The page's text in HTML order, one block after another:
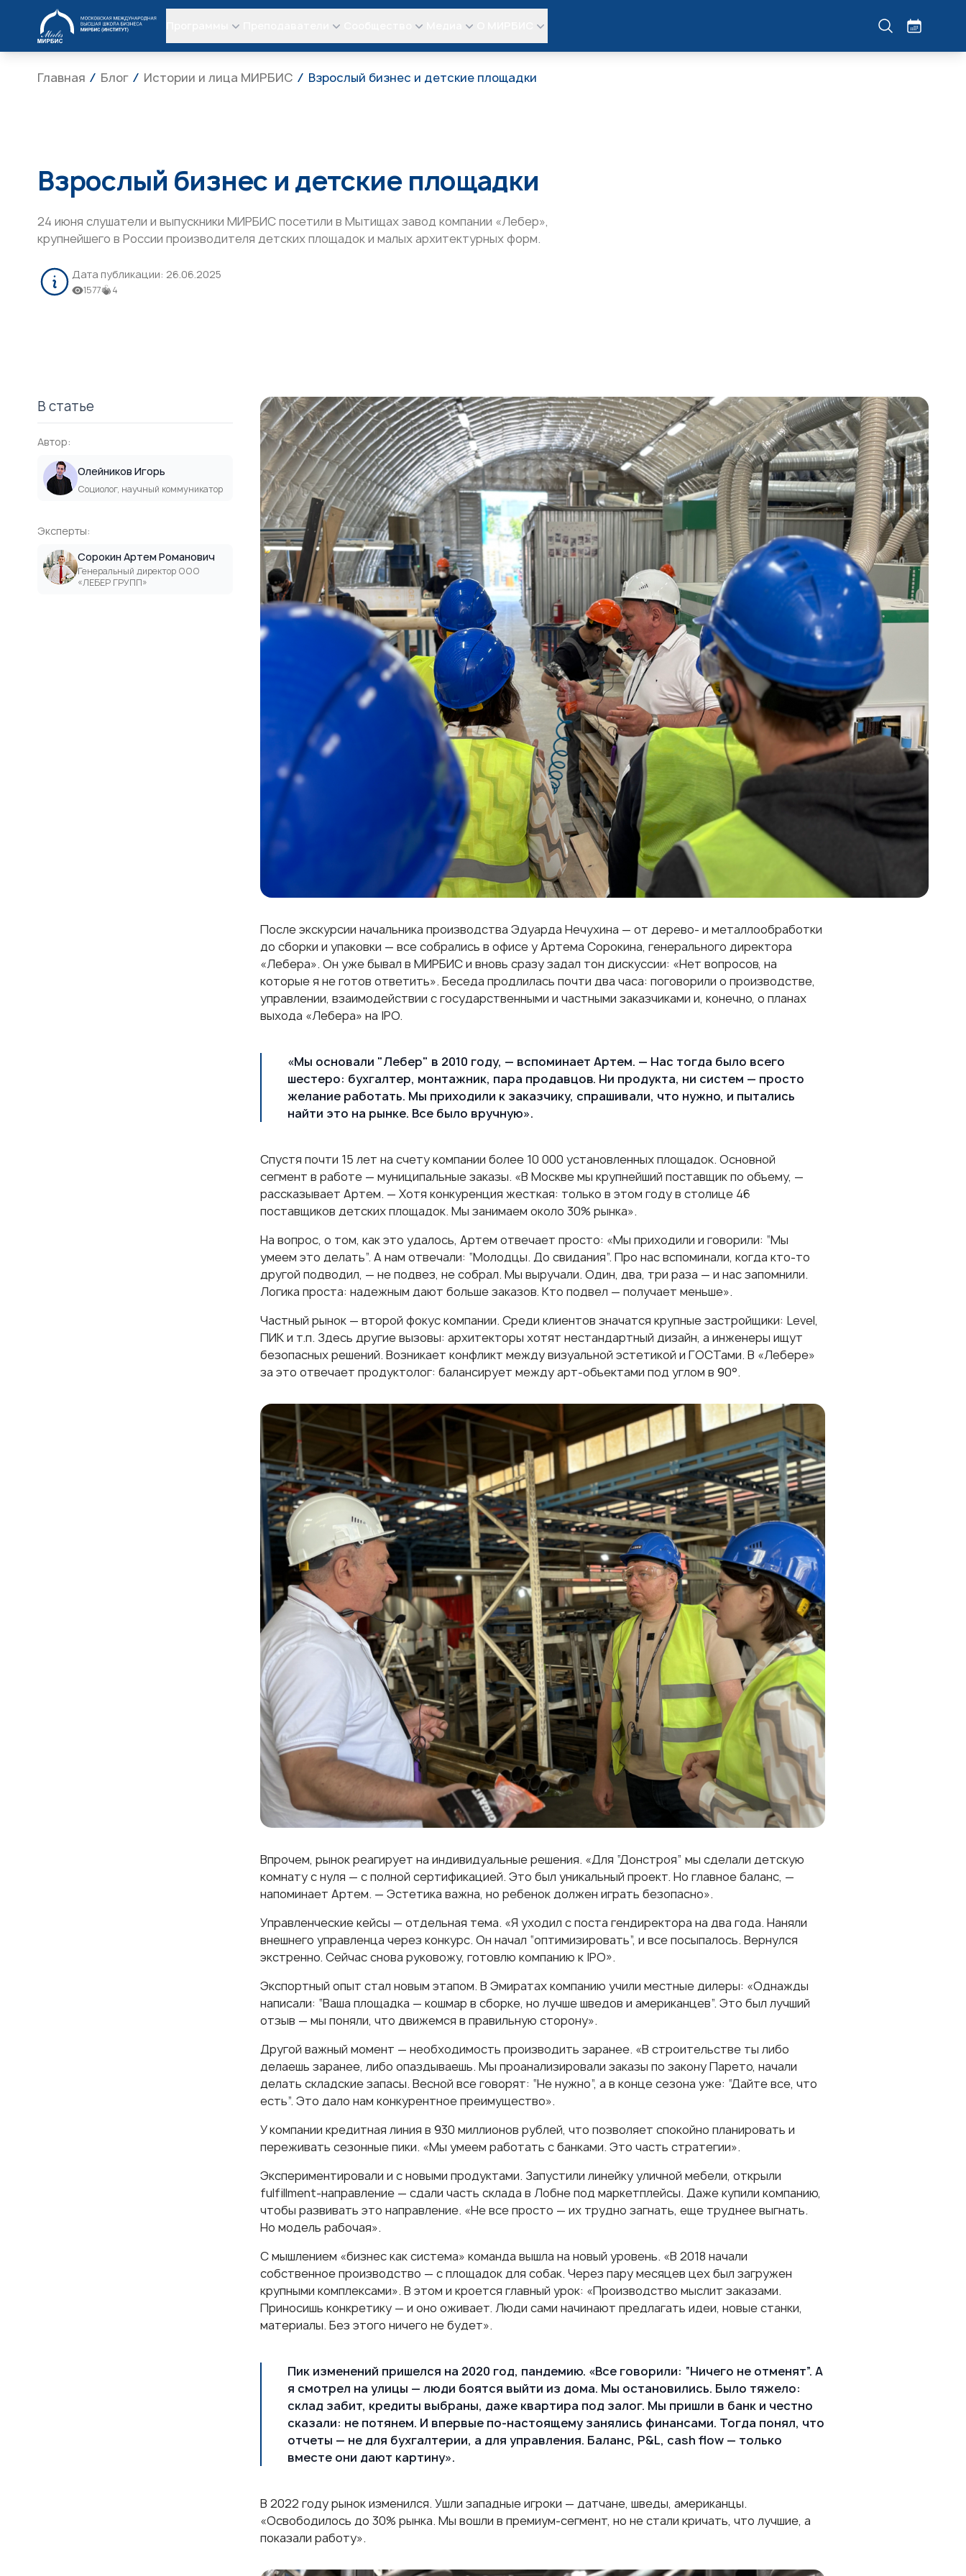
МИРБИС
Главная Блог Истории и лица МИРБИС Взрослый бизнес и детские площадки
Взрослый бизнес и детские площадки
24 июня слушатели и выпускники МИРБИС посетили в Мытищах завод компании «Лебер»,
крупнейшего в России производителя детских площадок и малых архитектурных форм.
Дата публикации: 26.06.2025
1577 4
В статье
Автор:
Олейников Игорь
Социолог, научный коммуникатор
Эксперты:
Сорокин Артем Романович
Генеральный директор ООО
«ЛЕБЕР ГРУПП»
После экскурсии начальника производства Эдуарда Нечухина — от дерево- и металлообработки
до сборки и упаковки — все собрались в офисе у Артема Сорокина, генерального директора
«Лебера». Он ужебывал в МИРБИС и вновь сразу задал тон дискуссии: «Нет вопросов, на
которые я не готов ответить». Беседа продлилась почти два часа: поговорили о производстве,
управлении, взаимодействии с государственными и частными заказчиками и, конечно, о планах
выхода «Лебера» на IPO.
«Мы основали "Лебер" в 2010 году, — вспоминает Артем. — Нас тогда было всего
шестеро: бухгалтер, монтажник, пара продавцов. Ни продукта, ни систем — просто
желание работать. Мы приходили к заказчику, спрашивали, что нужно, и пытались
найти это на рынке. Все было вручную».
Спустя почти 15 лет на счету компании более 10 000 установленных площадок. Основной
сегмент в работе — муниципальные заказы. «В Москве мы крупнейший поставщик по объему, —
рассказывает Артем. — Хотя конкуренция жесткая: только в этом году в столице 46
поставщиков детских площадок. Мы занимаем около 30% рынка».
На вопрос, о том, как это удалось, Артем отвечает просто: «Мы приходили и говорили: “Мы
умеем это делать”. А нам отвечали: “Молодцы. До свидания”. Про нас вспоминали, когда кто-то
другой подводил, — не подвез, не собрал. Мы выручали. Один, два, три раза — и нас запомнили.
Логика проста: надежным дают больше заказов. Кто подвел — получает меньше».
Частный рынок — второй фокус компании. Среди клиентов значатся крупные застройщики: Level,
ПИК и т.п. Здесь другие вызовы: архитекторы хотят нестандартный дизайн, а инженеры ищут
безопасных решений. Возникает конфликт между визуальной эстетикой и ГОСТами. В «Лебере»
за это отвечает продуктолог: балансирует между арт-объектами под углом в 90°.
Впрочем, рынок реагирует на индивидуальные решения. «Для “Донстроя” мы сделали детскую
комнату с нуля — с полной сертификацией. Это был уникальный проект. Но главное баланс, —
напоминает Артем. — Эстетика важна, но ребенок должен играть безопасно».
Управленческие кейсы — отдельная тема. «Я уходил с поста гендиректора на два года. Наняли
внешнего управленца через конкурс. Он начал “оптимизировать”, и все посыпалось. Вернулся
экстренно. Сейчас снова руковожу, готовлю компанию к IPO».
Экспортный опыт стал новым этапом. В Эмиратах компанию учили местные дилеры: «Однажды
написали: “Ваша площадка — кошмар в сборке, но лучше шведов и американцев”. Это был лучший
отзыв — мы поняли, что движемся в правильную сторону».
Другой важный момент — необходимость производить заранее. «В строительстве ты либо
делаешь заранее, либо опаздываешь. Мы проанализировали заказы по закону Парето, начали
делать складские запасы. Весной все говорят: “Не нужно”, а в конце сезона уже: “Дайте все, что
есть”. Это дало нам конкурентное преимущество».
У компании кредитная линия в 930 миллионов рублей, что позволяет спокойно планировать и
переживать сезонные пики. «Мы умеем работать с банками. Это часть стратегии».
Экспериментировали и с новыми продуктами. Запустили линейку уличной мебели, открыли
fulfillment-направление — сдали часть склада в Лобне под маркетплейсы. Даже купили компанию,
чтобы развивать это направление. «Не все просто — их трудно загнать, еще труднее выгнать.
Но модель рабочая».
С мышлением «бизнес как система» команда вышла на новый уровень. «В 2018 начали
собственное производство — с площадок для собак. Через пару месяцев цех был загружен
крупными комплексами». В этом и кроется главный урок: «Производство мыслит заказами.
Приносишь конкретику — и оно оживает. Люди сами начинают предлагать идеи, новые станки,
материалы. Без этого ничего не будет».
Пик изменений пришелся на 2020 год, пандемию. «Все говорили: “Ничего не отменят”. А
я смотрел на улицы — люди боятся выйти из дома. Мы остановились. Было тяжело:
склад забит, кредиты выбраны, даже квартира под залог. Мы пришли в банк и честно
сказали: не потянем. И впервые по-настоящему занялись финансами. Тогда понял, что
отчеты — не для бухгалтерии, а для управления. Баланс, P&L, cash flow — только
вместе они дают картину».
В 2022 году рынок изменился. Ушли западные игроки — датчане, шведы, американцы.
«Освободилось до 30% рынка. Мы вошли в премиум-сегмент, но не стали кричать, что лучшие, а
показали работу».